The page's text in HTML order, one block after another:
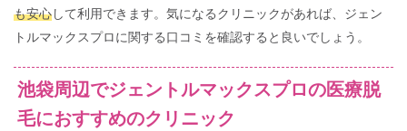
も安心して利用できます。気になるクリニックがあれば、ジェン
トルマックスプロに関する口コミを確認すると良いでしょう。
池袋周辺でジェントルマックスプロの医療脱
毛におすすめのクリニック